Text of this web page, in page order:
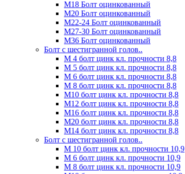
М18 Болт оцинкованный
М20 Болт оцинкованный
М22-24 Болт оцинкованный
М27-30 Болт оцинкованный
М36 Болт оцинкованный
Болт с шестигранной голов..
М 4 болт цинк кл. прочности 8,8
М 5 болт цинк кл. прочности 8,8
М 6 болт цинк кл. прочности 8,8
М 8 болт цинк кл. прочности 8,8
М10 болт цинк кл. прочности 8,8
М12 болт цинк кл. прочности 8,8
М16 болт цинк кл. прочности 8,8
М20 болт цинк кл. прочности 8,8
М14 болт цинк кл. прочности 8,8
Болт с шестигранной голов..
М 10 болт цинк кл. прочности 10,9
М 6 болт цинк кл. прочности 10,9
М 8 болт цинк кл. прочности 10,9